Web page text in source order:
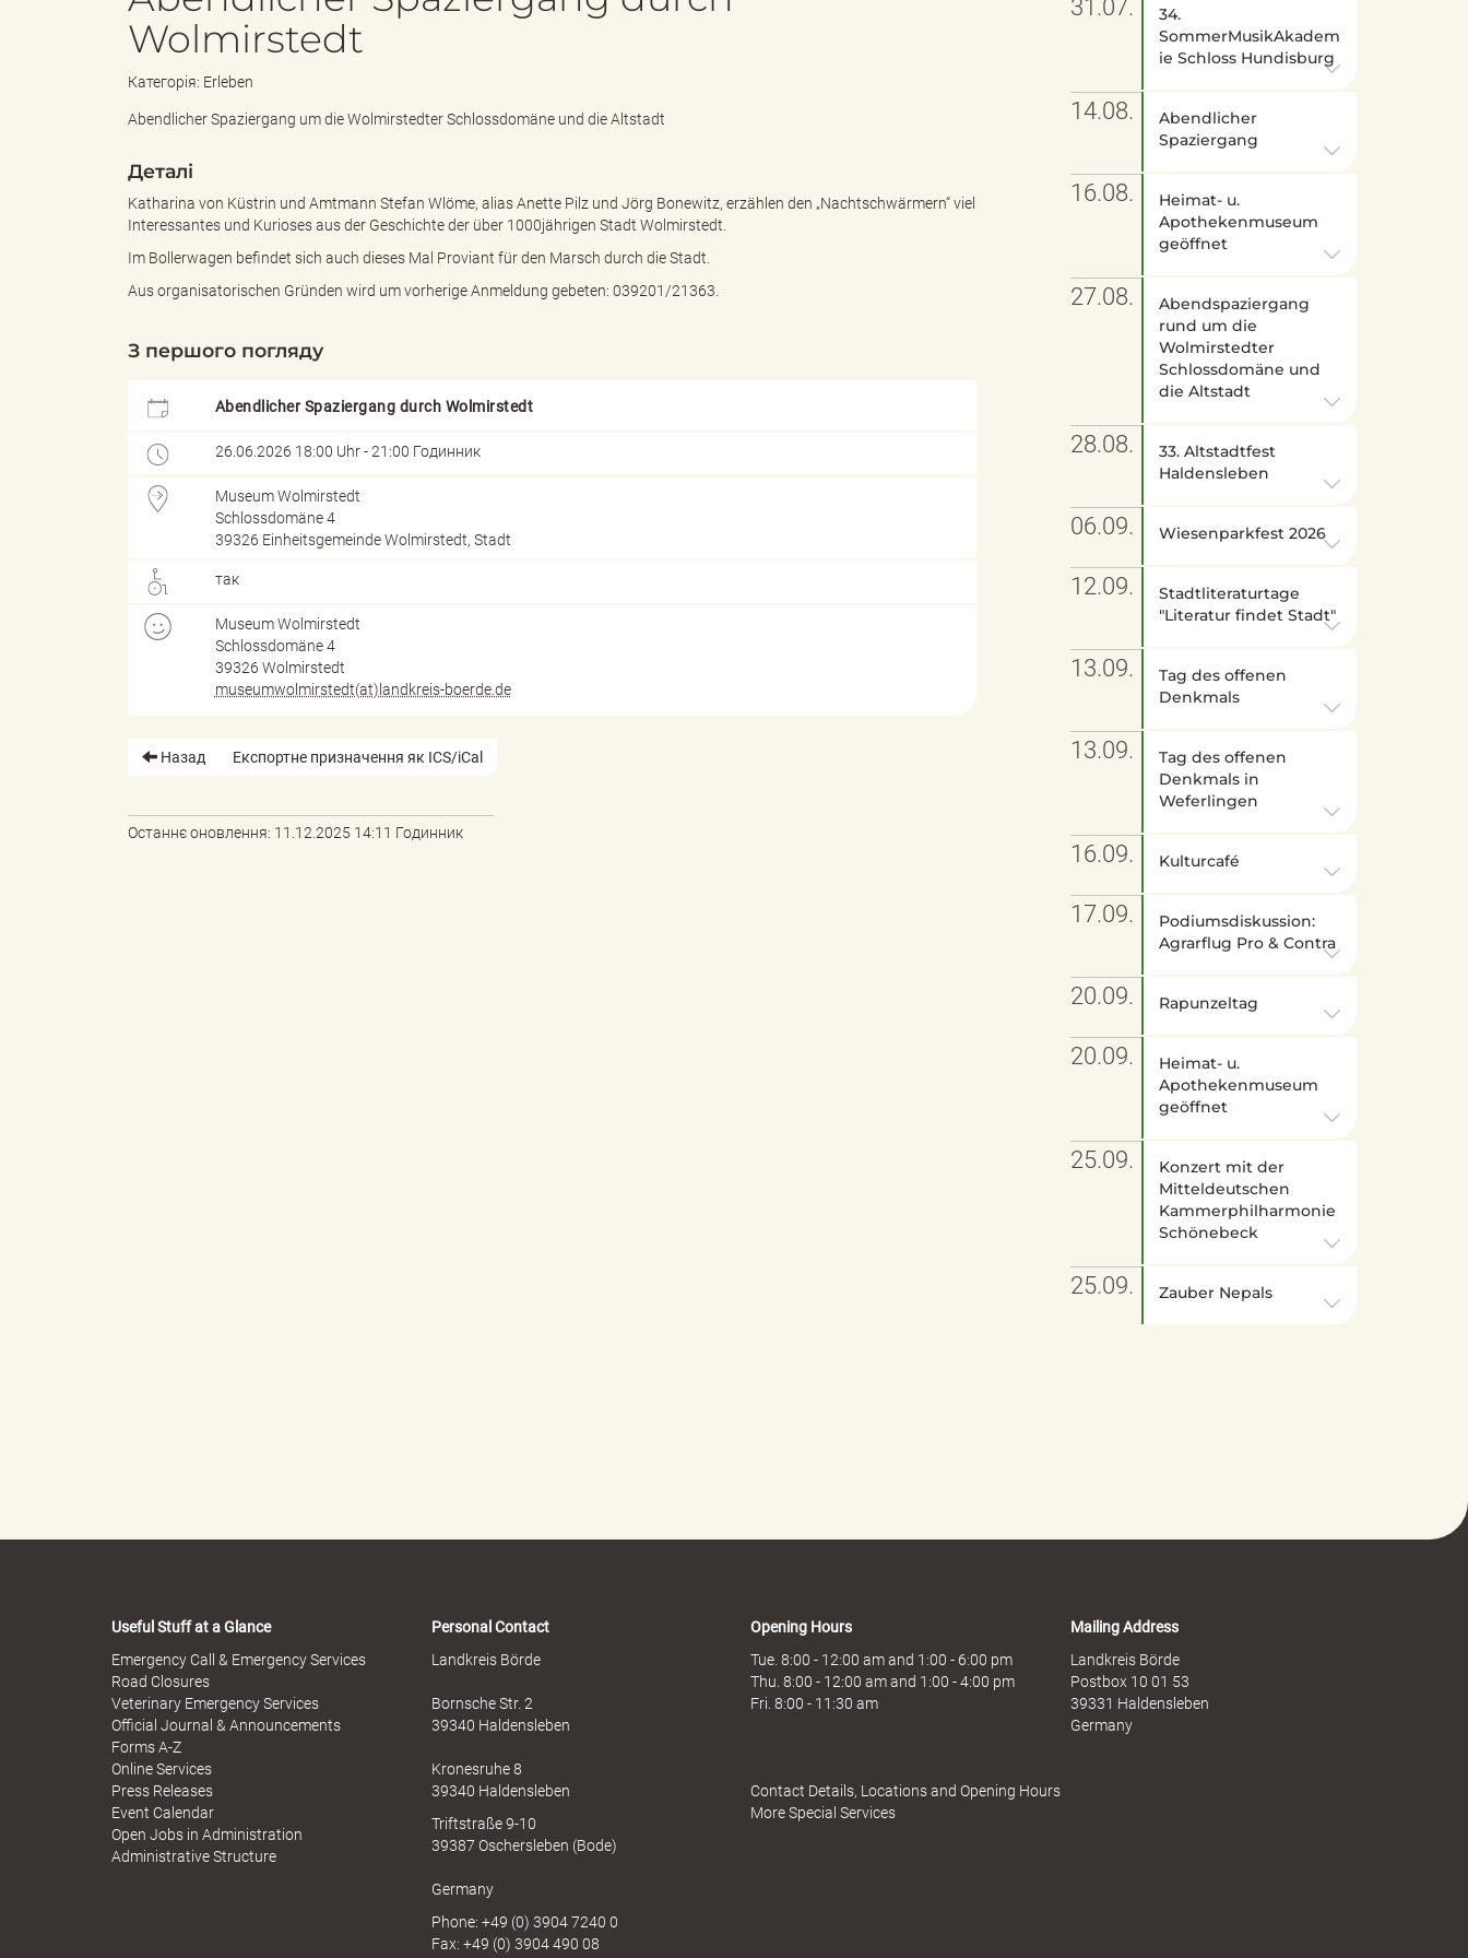
d
e
L
n
r
Wolmirstedt
Категорія: Erleben
Abendlicher Spaziergang um die Wolmirstedter Schlossdomäne und die Altstadt
Деталі
Katharina von Küstrin und Amtmann Stefan Wlöme, alias Anette Pilz und Jörg Bonewitz, erzählen den „Nachtschwärmern“ viel
Interessantes und Kurioses aus der Geschichte der über 1000jährigen Stadt Wolmirstedt.
Im Bollerwagen befindet sich auch dieses Mal Proviant für den Marsch durch die Stadt.
Aus organisatorischen Gründen wird um vorherige Anmeldung gebeten: 039201/21363.
З першого погляду
Abendlicher Spaziergang durch Wolmirstedt
26.06.2026 18:00 Uhr - 21:00 Годинник
Museum Wolmirstedt
Schlossdomäne 4
39326 Einheitsgemeinde Wolmirstedt, Stadt
так
Museum Wolmirstedt
Schlossdomäne 4
39326 Wolmirstedt
museumwolmirstedt(at)landkreis-boerde.de
Назад Експортне призначення як ICS/iCal
Останнє оновлення: 11.12.2025 14:11 Годинник
31.07.
34.
SommerMusikAkadem
ie Schloss Hundisburg
14.08.
Abendlicher
Spaziergang
16.08.
Heimat- u.
Apothekenmuseum
geöffnet
27.08.
Abendspaziergang
rund um die
Wolmirstedter
Schlossdomäne und
die Altstadt
28.08.
33. Altstadtfest
Haldensleben
06.09. Wiesenparkfest 2026
12.09.
Stadtliteraturtage
"Literatur findet Stadt"
13.09.
Tag des offenen
Denkmals
13.09.
Tag des offenen
Denkmals in
Weferlingen
16.09. Kulturcafé
17.09.
Podiumsdiskussion:
Agrarflug Pro & Contra
20.09. Rapunzeltag
20.09.
Heimat- u.
Apothekenmuseum
geöffnet
25.09.
Konzert mit der
Mitteldeutschen
Kammerphilharmonie
Schönebeck
25.09. Zauber Nepals
Useful Stuff at a Glance
Emergency Call & Emergency Services
Road Closures
Veterinary Emergency Services
Official Journal & Announcements
Forms A-Z
Online Services
Press Releases
Event Calendar
Open Jobs in Administration
Administrative Structure
Personal Contact
Landkreis Börde
Bornsche Str. 2
39340 Haldensleben
Kronesruhe 8
39340 Haldensleben
Triftstraße 9-10
39387 Oschersleben (Bode)
Germany
Phone: +49 (0) 3904 7240 0
Fax: +49 (0) 3904 490 08
Opening Hours
Tue. 8:00 - 12:00 am and 1:00 - 6:00 pm
Thu. 8:00 - 12:00 am and 1:00 - 4:00 pm
Fri. 8:00 - 11:30 am
Mailing Address
Landkreis Börde
Postbox 10 01 53
39331 Haldensleben
Germany
Contact Details, Locations and Opening Hours
More Special Services